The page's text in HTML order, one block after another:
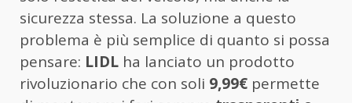
sicurezza stessa. La soluzione a questo
problema è più semplice di quanto si possa
pensare: LIDL ha lanciato un prodotto
rivoluzionario che con soli 9,99€ permette